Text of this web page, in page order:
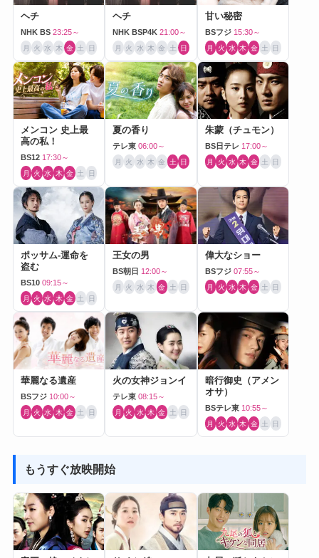
ヘチ
NHK BS 23:25～
月 火 水 木 金 土 日
ヘチ
NHK BSP4K 21:00～
月 火 水 木 金 土 日
甘い秘密
BSフジ 15:30～
月 火 水 木 金 土 日
メンコン 史上最
高の私！
BS12 17:30～
月 火 水 木 金 土 日
夏の香り
テレ東 06:00～
月 火 水 木 金 土 日
朱蒙（チュモン）
BS日テレ 17:00～
月 火 水 木 金 土 日
ポッサム-運命を
盗む
BS10 09:15～
月 火 水 木 金 土 日
王女の男
BS朝日 12:00～
月 火 水 木 金 土 日
偉大なショー
BSフジ 07:55～
月 火 水 木 金 土 日
華麗なる遺産
BSフジ 10:00～
月 火 水 木 金 土 日
火の女神ジョンイ
テレ東 08:15～
月 火 水 木 金 土 日
暗行御史（アメン
オサ）
BSテレ東 10:55～
月 火 水 木 金 土 日
もうすぐ放映開始